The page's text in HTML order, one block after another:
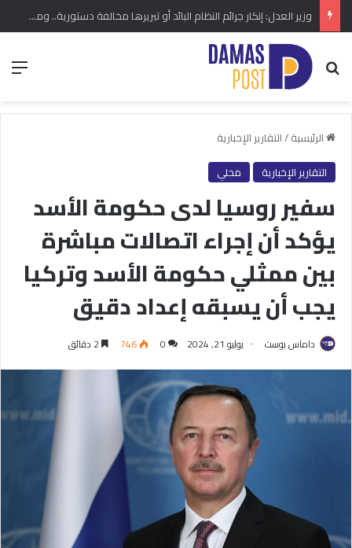
وزير العدل: إنكار جرائم النظام البائد أو تبريرها مخالفة دستورية.. ومشروع قانون خاص إلى مجلس الشعب
بحث عن
الرئيسية/التقارير الإخبارية
التقارير الإخبارية
محلي
سفير روسيا لدى حكومة الأسد
يؤكد أن إجراء اتصالات مباشرة
بين ممثلي حكومة الأسد وتركيا
يجب أن يسبقه إعداد دقيق
داماس بوست يوليو 21, 2024 0
746